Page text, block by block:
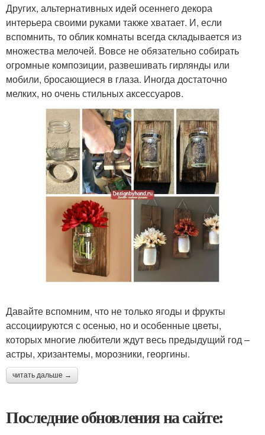
Других, альтернативных идей осеннего декора
интерьера своими руками также хватает. И, если
вспомнить, то облик комнаты всегда складывается из
множества мелочей. Вовсе не обязательно собирать
огромные композиции, развешивать гирлянды или
мобили, бросающиеся в глаза. Иногда достаточно
мелких, но очень стильных аксессуаров.
Давайте вспомним, что не только ягоды и фрукты
ассоциируются с осенью, но и особенные цветы,
которых многие любители ждут весь предыдущий год –
астры, хризантемы, морозники, георгины.
читать дальше →
Последние обновления на сайте: